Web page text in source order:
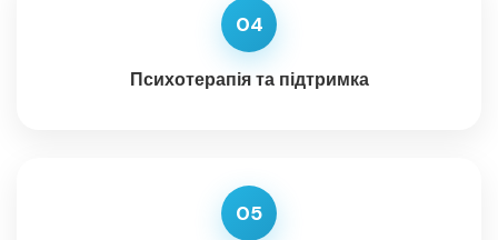
04
Психотерапія та підтримка
05